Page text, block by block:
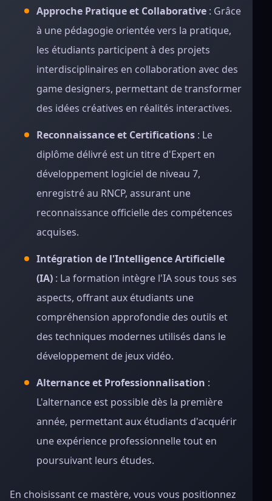
Approche Pratique et Collaborative : Grâce
à une pédagogie orientée vers la pratique,
les étudiants participent à des projets
interdisciplinaires en collaboration avec des
game designers, permettant de transformer
des idées créatives en réalités interactives.
Reconnaissance et Certifications : Le
diplôme délivré est un titre d'Expert en
développement logiciel de niveau 7,
enregistré au RNCP, assurant une
reconnaissance officielle des compétences
acquises.
Intégration de l'Intelligence Artificielle
(IA) : La formation intègre l'IA sous tous ses
aspects, offrant aux étudiants une
compréhension approfondie des outils et
des techniques modernes utilisés dans le
développement de jeux vidéo.
Alternance et Professionnalisation :
L'alternance est possible dès la première
année, permettant aux étudiants d'acquérir
une expérience professionnelle tout en
poursuivant leurs études.
En choisissant ce mastère, vous vous positionnez